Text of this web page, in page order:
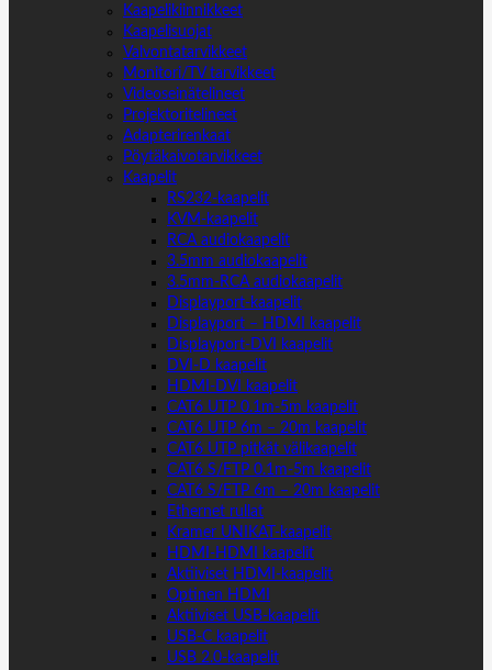
Kaapelikiinnikkeet
Kaapelisuojat
Valvontatarvikkeet
Monitori/TV tarvikkeet
Videoseinätelineet
Projektoritelineet
Adapterirenkaat
Pöytäkaivotarvikkeet
Kaapelit
RS232-kaapelit
KVM-kaapelit
RCA audiokaapelit
3.5mm audiokaapelit
3.5mm-RCA audiokaapelit
Displayport-kaapelit
Displayport – HDMI kaapelit
Displayport-DVI kaapelit
DVI-D kaapelit
HDMI-DVI kaapelit
CAT6 UTP 0.1m-5m kaapelit
CAT6 UTP 6m – 20m kaapelit
CAT6 UTP pitkät välikaapelit
CAT6 S/FTP 0.1m-5m kaapelit
CAT6 S/FTP 6m – 20m kaapelit
Ethernet rullat
Kramer UNIKAT-kaapelit
HDMI-HDMI kaapelit
Aktiiviset HDMI-kaapelit
Optinen HDMI
Aktiiviset USB-kaapelit
USB-C kaapelit
USB 2.0-kaapelit